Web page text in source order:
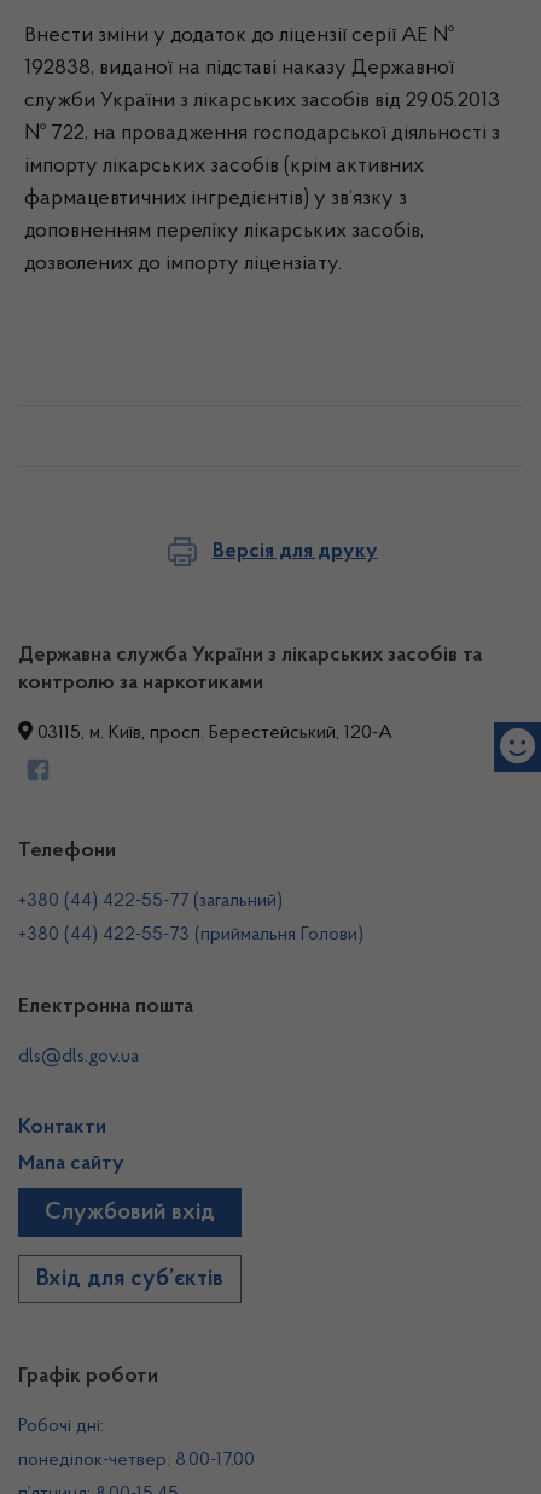
Внести зміни у додаток до ліцензії серії АЕ №
192838, виданої на підставі наказу Державної
служби України з лікарських засобів від 29.05.2013
№ 722, на провадження господарської діяльності з
імпорту лікарських засобів (крім активних
фармацевтичних інгредієнтів) у зв’язку з
доповненням переліку лікарських засобів,
дозволених до імпорту ліцензіату.
Версія для друку
Державна служба України з лікарських засобів та
контролю за наркотиками
03115, м. Київ, просп. Берестейський, 120-А
Графік роботи
Робочі дні:
понеділок-четвер: 8.00-17.00
Телефони
+380 (44) 422-55-77 (загальний)
+380 (44) 422-55-73 (приймальня Голови)
Електронна пошта
dls@dls.gov.ua
Контакти
Мапа сайту
Службовий вхід
Вхід для суб’єктів